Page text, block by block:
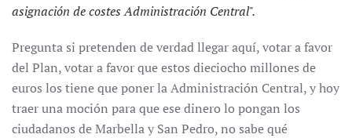
asignación de costes Administración Central".
Pregunta si pretenden de verdad llegar aquí, votar a favor
del Plan, votar a favor que estos dieciocho millones de
euros los tiene que poner la Administración Central, y hoy
traer una moción para que ese dinero lo pongan los
ciudadanos de Marbella y San Pedro, no sabe qué